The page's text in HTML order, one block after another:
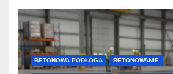
BETONOWA PODŁOGA BETONOWANIE